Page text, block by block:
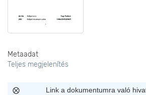
Metaadat
Teljes megjelenítés
Link a dokumentumra való